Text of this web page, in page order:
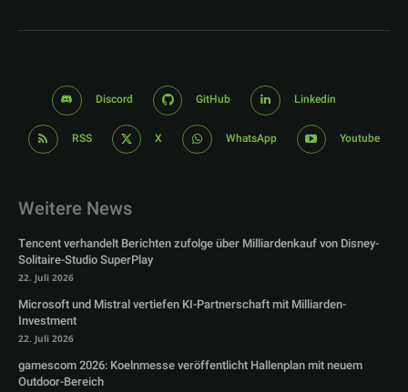
Discord GitHub Linkedin
RSS X WhatsApp Youtube
Weitere News
Tencent verhandelt Berichten zufolge über Milliardenkauf von Disney-
Solitaire-Studio SuperPlay
22. Juli 2026
Microsoft und Mistral vertiefen KI-Partnerschaft mit Milliarden-
Investment
22. Juli 2026
gamescom 2026: Koelnmesse veröffentlicht Hallenplan mit neuem
Outdoor-Bereich